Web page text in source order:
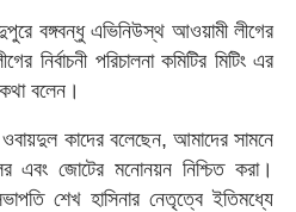
বঙ্গবন্ধু এভিনিউস্থ আওয়ামী লীগের
নির্বাচনী পরিচালনা কমিটির মিটিং এর
বলেন।
কাদের বলেছেন, আমাদের সামনে
এবং জোটের মনোনয়ন নিশ্চিত করা।
শেখ হাসিনার নেতৃত্বে ইতিমধ্যে